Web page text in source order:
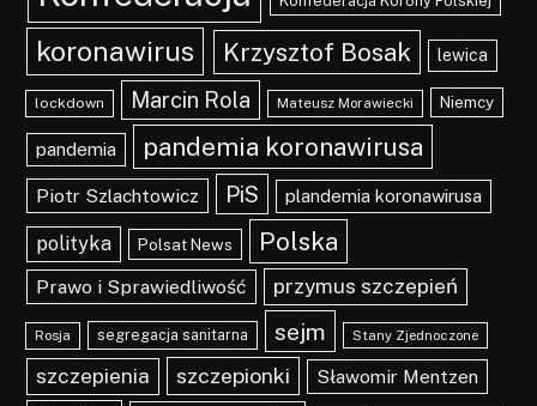
koronawirus Krzysztof Bosak lewica
lockdown Marcin Rola Mateusz Morawiecki Niemcy
pandemia pandemia koronawirusa
Piotr Szlachtowicz PiS plandemia koronawirusa
polityka Polsat News Polska
Prawo i Sprawiedliwość przymus szczepień
Rosja segregacja sanitarna sejm Stany Zjednoczone
szczepienia szczepionki Sławomir Mentzen